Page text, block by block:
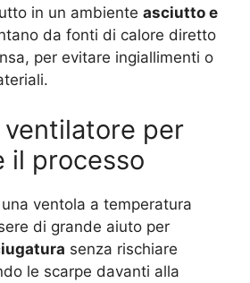
in un ambiente asciutto e
da fonti di calore diretto
per evitare ingiallimenti o
ventilatore per
il processo
ventola a temperatura
di grande aiuto per
senza rischiare
le scarpe davanti alla